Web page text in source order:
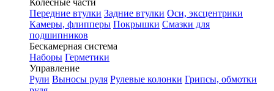
Колесные части
Передние втулки Задние втулки Оси, эксцентрики
Камеры, флипперы Покрышки Смазки для
подшипников
Бескамерная система
Наборы Герметики
Управление
Рули Выносы руля Рулевые колонки Грипсы, обмотки